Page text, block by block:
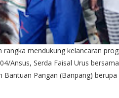
rangka mendukung kelancaran
Ansus, Serda Faisal Urus
Pangan (Banpang)